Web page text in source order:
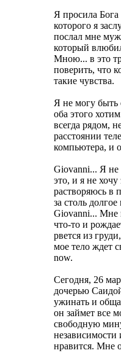
Я просила
которого я
послал мне
который
Мною... в это
поверить, что
такие чувства.
Я не могу быть
оба этого
всегда рядом,
расстоянии
компьютера, и
Giovanni... Я не
это, и я не хочу
растворяюсь в
за столь
Giovanni... Мне
что-то и
рвется из
мое тело ждет
now.
Сегодня, 26
дочерью
ужинать и
он займет все
свободную
независимости
нравится. Мне